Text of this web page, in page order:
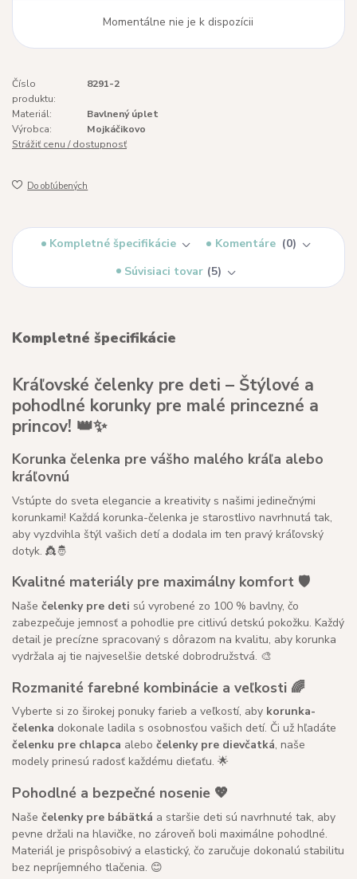
Momentálne nie je k dispozícii
Číslo
produktu:
8291-2
Materiál:
Bavlnený úplet
Výrobca:
Mojkáčikovo
Strážiť cenu / dostupnosť
Do obľúbených
Kompletné špecifikácie Komentáre
0
Súvisiaci tovar 5
Kompletné špecifikácie
Kráľovské čelenky pre deti – Štýlové a
pohodlné korunky pre malé princezné a
princov! 👑✨
Korunka čelenka pre vášho malého kráľa alebo
kráľovnú
Vstúpte do sveta elegancie a kreativity s našimi jedinečnými
korunkami! Každá korunka-čelenka je starostlivo navrhnutá tak,
aby vyzdvihla štýl vašich detí a dodala im ten pravý kráľovský
dotyk. 👸🤴
Kvalitné materiály pre maximálny komfort 🛡️
Naše čelenky pre deti sú vyrobené zo 100 % bavlny, čo
zabezpečuje jemnosť a pohodlie pre citlivú detskú pokožku. Každý
detail je precízne spracovaný s dôrazom na kvalitu, aby korunka
vydržala aj tie najveselšie detské dobrodružstvá. 🎨
Rozmanité farebné kombinácie a veľkosti 🌈
Vyberte si zo širokej ponuky farieb a veľkostí, aby korunka-
čelenka dokonale ladila s osobnosťou vašich detí. Či už hľadáte
čelenku pre chlapca alebo čelenky pre dievčatká, naše
modely prinesú radosť každému dieťaťu. 🌟
Pohodlné a bezpečné nosenie 💖
Naše čelenky pre bábätká a staršie deti sú navrhnuté tak, aby
pevne držali na hlavičke, no zároveň boli maximálne pohodlné.
Materiál je prispôsobivý a elastický, čo zaručuje dokonalú stabilitu
bez nepríjemného tlačenia. 😊